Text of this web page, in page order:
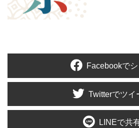
Facebookで
Twitterでツイ
LINEで共